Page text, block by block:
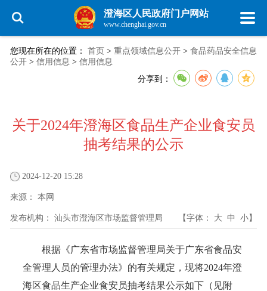
澄海区人民政府门户网站
www.chenghai.gov.cn
您现在所在的位置： 首页 > 重点领域信息公开 > 食品药品安全信息
公开 > 信用信息 > 信用信息
分享到：
关于2024年澄海区食品生产企业食安员
抽考结果的公示
2024-12-20 15:28
来源： 本网
发布机构： 汕头市澄海区市场监督管理局 【字体： 大 中 小】
根据《广东省市场监督管理局关于广东省食品安
全管理人员的管理办法》的有关规定，现将2024年澄
海区食品生产企业食安员抽考结果公示如下（见附